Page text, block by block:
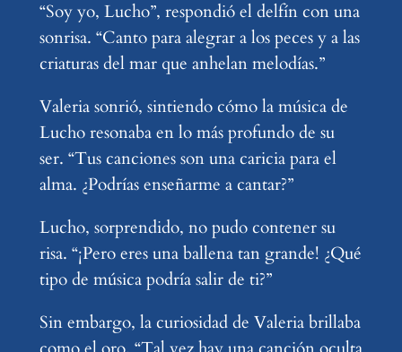
“Soy yo, Lucho”, respondió el delfín con una
sonrisa. “Canto para alegrar a los peces y a las
criaturas del mar que anhelan melodías.”
Valeria sonrió, sintiendo cómo la música de
Lucho resonaba en lo más profundo de su
ser. “Tus canciones son una caricia para el
alma. ¿Podrías enseñarme a cantar?”
Lucho, sorprendido, no pudo contener su
risa. “¡Pero eres una ballena tan grande! ¿Qué
tipo de música podría salir de ti?”
Sin embargo, la curiosidad de Valeria brillaba